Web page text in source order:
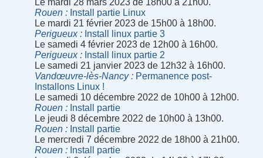
Le mardi 28 mars 2023 de 18h00 à 21h00.
Rouen
Install partie Linux
Le mardi 21 février 2023 de 15h00 à 18h00.
Perigueux
Install linux partie 3
Le samedi 4 février 2023 de 12h00 à 16h00.
Perigueux
Install linux partie 2
Le samedi 21 janvier 2023 de 12h32 à 16h00.
Vandœuvre-lès-Nancy
Permanence post-
Installons Linux !
Le samedi 10 décembre 2022 de 10h00 à 12h00.
Rouen
Install partie
Le jeudi 8 décembre 2022 de 10h00 à 13h00.
Rouen
Install partie
Le mercredi 7 décembre 2022 de 18h00 à 21h00.
Rouen
Install partie